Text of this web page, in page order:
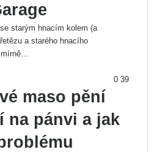
starým hnacím kolem (a
a starého hnacího
mírně…
0 39
maso pění
na pánvi a jak